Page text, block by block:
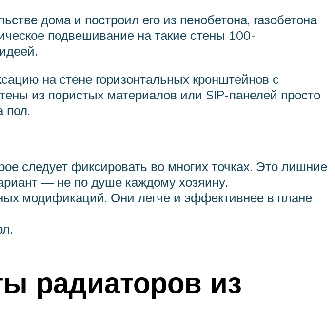
дома и построил его из пенобетона, газобетона
подвешивание на такие стены 100-
на стене горизонтальных кронштейнов с
из пористых материалов или SIP-панелей просто
пол.
следует фиксировать во многих точках. Это лишние
— не по душе каждому хозяину.
модификаций. Они легче и эффективнее в плане
радиаторов из